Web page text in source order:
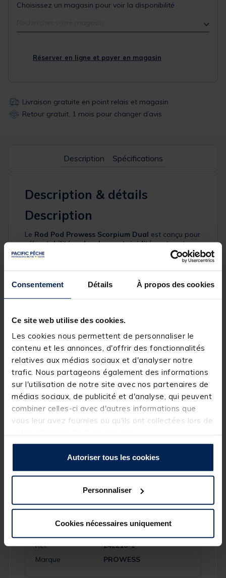
Consentement Détails À propos des cookies
Ce site web utilise des cookies.
Les cookies nous permettent de personnaliser le
contenu et les annonces, d'offrir des fonctionnalités
relatives aux médias sociaux et d'analyser notre
trafic. Nous partageons également des informations
sur l'utilisation de notre site avec nos partenaires de
médias sociaux, de publicité et d'analyse, qui peuvent
combiner celles-ci avec d'autres informations que
vous leur avez fournies ou qu'ils ont collectées lors de
Autoriser tous les cookies
Personnaliser
Cookies nécessaires uniquement
Choisissez un magasin pour voir la disponibilité
Réserver en ligne et payer en magasin
Livraison gratuite en point relais et magasin
Retour gratuit, 1 mois pour changer d’avis
Description Spécifications
Description & détails
Description
Le Rod Pod Prowess Scorpium Dual est conçu pour
offrirstabilité, polyvalence et rigiditésur tous types
de terrains. Grâce à son
châssis structuré avec 2
barres principales
robustesse et un réglage précis de la longueur du
Sesquatre pieds réglablespermettent une
différentespour ajuster la hauteur des buzz bars.
Ce rod pod est disponible en version3 ou 4 cannes
répondant aux besoins des carpistes exigeants à la
recherche d’un support fiable et efficace.
Détails
Double section centrale en 2 parties
4 pieds réglablespour une stabilité parfaite
3 positions de réglage de hauteur des buzz bars
Hauteur max :60 cm
Livré avec sac de transport
Spécifications
Réf.
242210-1
Marque
PROWESS